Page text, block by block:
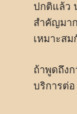
ปกติแล้ว
สำคัญมา
เหมาะส
ถ้าพูดถึง
บริการต่อ